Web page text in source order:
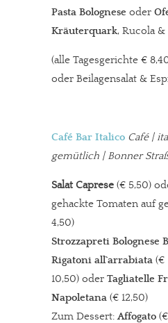
Pasta Bolognese oder
Kräuterquark, Rucola
(alle Tagesgerichte €
oder Beilagensalat &
Café Bar Italico Café |
gemütlich | Bonner
Salat Caprese (€ 5,50)
gehackte Tomaten auf
4,50)
Strozzapreti Bolognese
Rigatoni all`arrabiata (€
10,50) oder Tagliatelle
Napoletana (€ 12,50)
Zum Dessert:Affogato